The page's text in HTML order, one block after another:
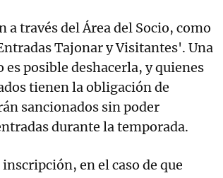
través del Área del Socio, como
Tajonar y Visitantes'. Una
posible deshacerla, y quienes
tienen la obligación de
sancionados sin poder
durante la temporada.
en el caso de que